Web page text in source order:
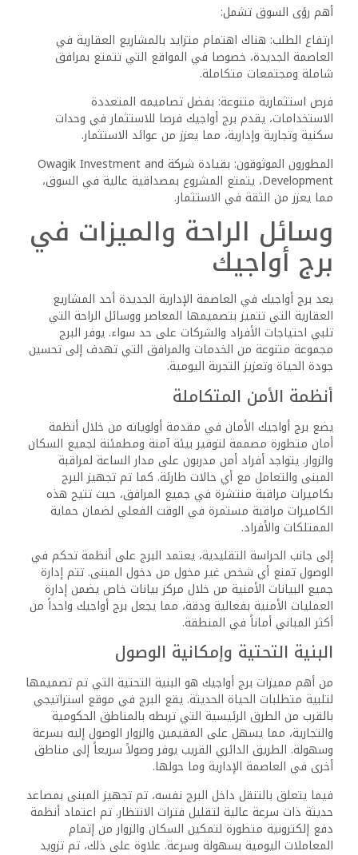
أهم رؤى السوق تشمل:
ارتفاع الطلب: هناك اهتمام متزايد بالمشاريع العقارية في
العاصمة الجديدة، خصوصا في المواقع التي تتمتع بمرافق
شاملة ومجتمعات متكاملة.
فرص استثمارية متنوعة: بفضل تصاميمه المتعددة
الاستخدامات، يقدم برج أواجيك فرصا للاستثمار في وحدات
سكنية وتجارية وإدارية، مما يعزز من عوائد الاستثمار.
المطورون الموثوقون: بقيادة شركة Owagik Investment and
Development، يتمتع المشروع بمصداقية عالية في السوق،
مما يعزز من الثقة في الاستثمار.
وسائل الراحة والميزات في
برج أواجيك
يعد برج أواجيك في العاصمة الإدارية الجديدة أحد المشاريع
العقارية التي تتميز بتصميمها المعاصر ووسائل الراحة التي
تلبي احتياجات الأفراد والشركات على حد سواء. يوفر البرج
مجموعة متنوعة من الخدمات والمرافق التي تهدف إلى تحسين
جودة الحياة وتعزيز التجربة اليومية.
أنظمة الأمن المتكاملة
يضع برج أواجيك الأمان في مقدمة أولوياته من خلال أنظمة
أمان متطورة مصممة لتوفير بيئة آمنة ومطمئنة لجميع السكان
والزوار. يتواجد أفراد أمن مدربون على مدار الساعة لمراقبة
المبنى والتعامل مع أي حالات طارئة. كما تم تجهيز البرج
بكاميرات مراقبة منتشرة في جميع المرافق، حيث تتيح هذه
الكاميرات مراقبة مستمرة في الوقت الفعلي لضمان حماية
الممتلكات والأفراد.
إلى جانب الحراسة التقليدية، يعتمد البرج على أنظمة تحكم في
الوصول تمنع أي شخص غير مخول من دخول المبنى. تتم إدارة
جميع البيانات الأمنية من خلال مركز بيانات خاص يضمن إدارة
العمليات الأمنية بفعالية ودقة، مما يجعل برج أواجيك واحداً من
أكثر المباني أماناً في المنطقة.
البنية التحتية وإمكانية الوصول
من أهم مميزات برج أواجيك هو البنية التحتية التي تم تصميمها
لتلبية متطلبات الحياة الحديثة. يقع البرج في موقع استراتيجي
بالقرب من الطرق الرئيسية التي تربطه بالمناطق الحكومية
والتجارية، مما يسهل على المقيمين والزوار الوصول إليه بسرعة
وسهولة. الطريق الدائري القريب يوفر وصولاً سريعاً إلى مناطق
أخرى في العاصمة الإدارية وما حولها.
فيما يتعلق بالتنقل داخل البرج نفسه، تم تجهيز المبنى بمصاعد
حديثة ذات سرعة عالية لتقليل فترات الانتظار. تم اعتماد أنظمة
دفع إلكترونية متطورة لتمكين السكان والزوار من إتمام
المعاملات اليومية بسهولة وسرعة. علاوة على ذلك، تم تزويد